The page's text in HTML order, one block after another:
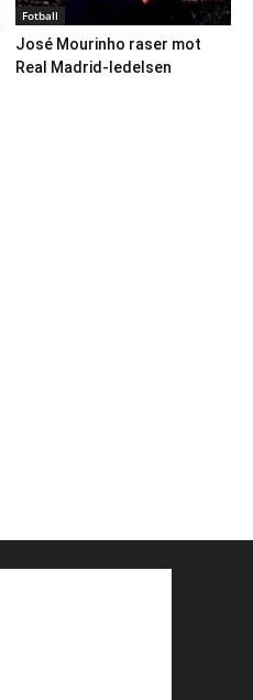
Fotball
José Mourinho raser mot
Real Madrid-ledelsen